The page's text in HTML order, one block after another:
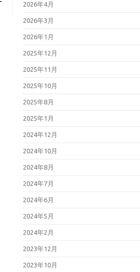
2026年4月
2026年3月
2026年1月
2025年12月
2025年11月
2025年10月
2025年8月
2025年1月
2024年12月
2024年10月
2024年8月
2024年7月
2024年6月
2024年5月
2024年2月
2023年12月
2023年10月